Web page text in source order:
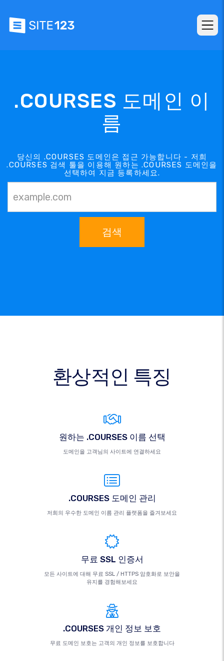
.COURSES 도메인 이
름
당신의 .COURSES 도메인은 접근 가능합니다 - 저희
.COURSES 검색 툴을 이용해 원하는 .COURSES 도메인을
선택하여 지금 등록하세요.
검색
환상적인 특징
원하는 .COURSES 이름 선택
도메인을 고객님의 사이트에 연결하세요
.COURSES 도메인 관리
저희의 우수한 도메인 이름 관리 플랫폼을 즐겨보세요
무료 SSL 인증서
모든 사이트에 대해 무료 SSL / HTTPS 암호화로 보안을
유지를 경험해보세요
.COURSES 개인 정보 보호
무료 도메인 보호는 고객의 개인 정보를 보호합니다